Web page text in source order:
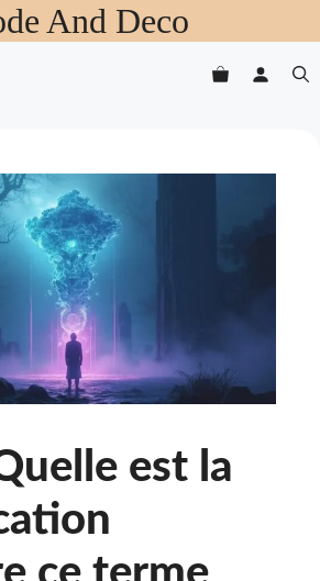
And Deco
est la